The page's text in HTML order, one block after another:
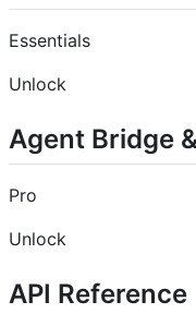
Essentials
Unlock
Agent Bridge
Pro
Unlock
API Reference